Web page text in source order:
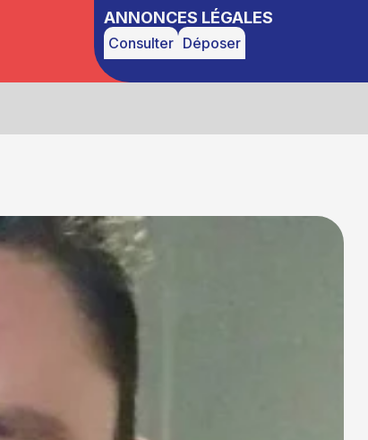
ANNONCES LÉGALES
Consulter Déposer